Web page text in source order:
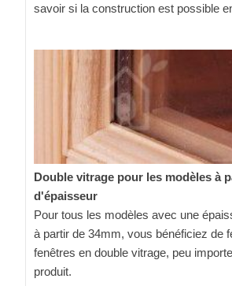
savoir si la construction est possible
Double vitrage pour les modèles à
d'épaisseur
Pour tous les modèles avec une
à partir de 34mm, vous bénéficiez de
fenêtres en double vitrage, peu
produit.